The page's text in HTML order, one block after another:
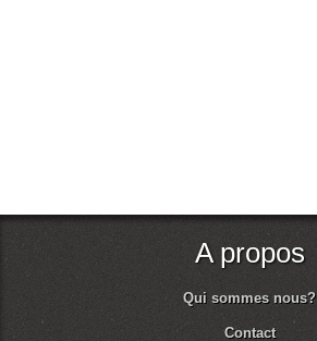
A propos
Qui sommes nous?
Contact